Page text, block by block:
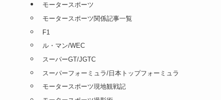
モータースポーツ
モータースポーツ関係記事一覧
F1
ル・マン/WEC
スーパーGT/JGTC
スーパーフォーミュラ/日本トップフォーミュラ
モータースポーツ現地観戦記